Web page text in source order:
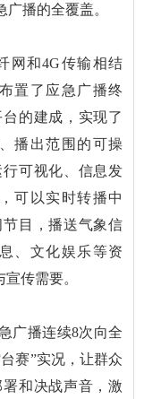
播的全覆盖。
网和4G传输相结
置了应急广播终
的建成，实现了
播出范围的可操
可视化、信息发
可以实时转播中
目，播送气象信
、文化娱乐等资
传需要。
广播连续8次向全
赛”实况，让群众
和决战声音，激